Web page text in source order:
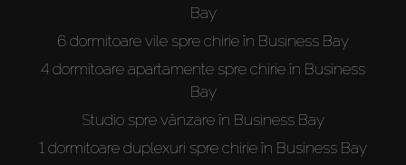
Bay
6 dormitoare vile spre chirie în Business Bay
4 dormitoare apartamente spre chirie în Business
Bay
Studio spre vânzare în Business Bay
1 dormitoare duplexuri spre chirie în Business Bay